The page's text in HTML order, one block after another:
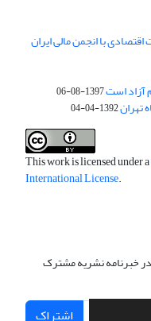
با انجمن مالی ایران
آزاد است1397-08-06
تهران1392-04-04
This work is licensed under a
International License.
در خبرنامه نشریه مشترک
اشتراک